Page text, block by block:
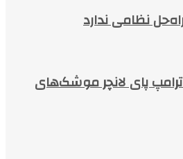
نظامی ندارد
پای لانچر موشک‌های